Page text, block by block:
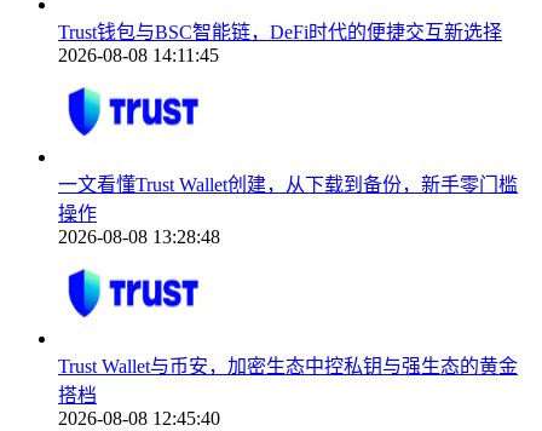
Trust钱包与BSC智能链，DeFi时代的便捷交互新选择
2026-08-08 14:11:45
一文看懂Trust Wallet创建，从下载到备份，新手零门槛
操作
2026-08-08 13:28:48
Trust Wallet与币安，加密生态中控私钥与强生态的黄金
搭档
2026-08-08 12:45:40